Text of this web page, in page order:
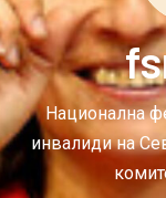
Национална
инвалиди на